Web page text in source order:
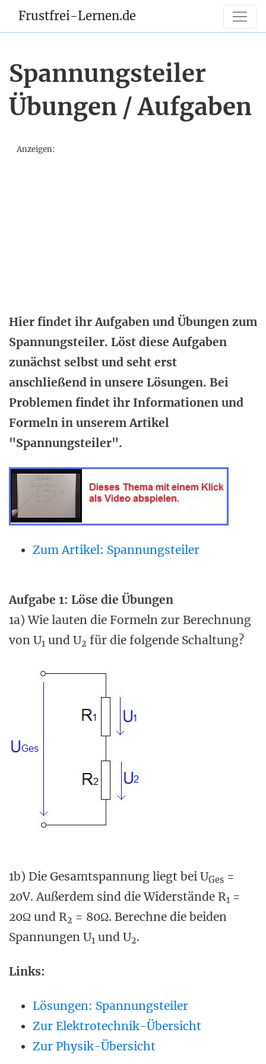
Frustfrei-Lernen.de
Spannungsteiler
Übungen / Aufgaben
Anzeigen:
Hier findet ihr Aufgaben und Übungen zum
Spannungsteiler. Löst diese Aufgaben
zunächst selbst und seht erst
anschließend in unsere Lösungen. Bei
Problemen findet ihr Informationen und
Formeln in unserem Artikel
"Spannungsteiler".
Zum Artikel: Spannungsteiler
Aufgabe 1: Löse die Übungen
1a) Wie lauten die Formeln zur Berechnung
von U1 und U2 für die folgende Schaltung?
1b) Die Gesamtspannung liegt bei UGes =
20V. Außerdem sind die Widerstände R1 =
20Ω und R2 = 80Ω. Berechne die beiden
Spannungen U1 und U2.
Links:
Lösungen: Spannungsteiler
Zur Elektrotechnik-Übersicht
Zur Physik-Übersicht